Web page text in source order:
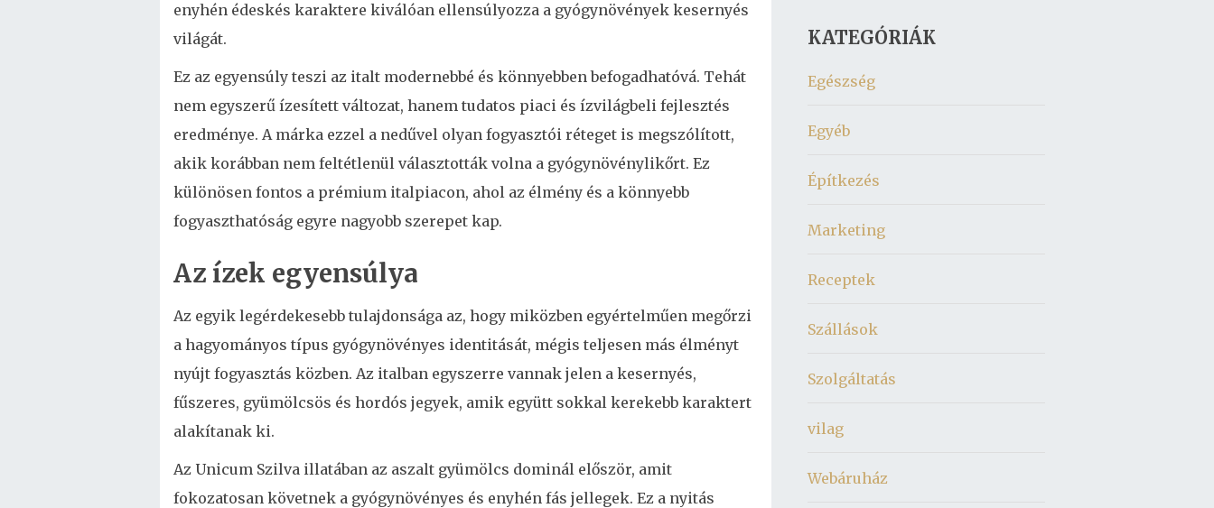
enyhén édeskés karaktere kiválóan ellensúlyozza a gyógynövények kesernyés
világát.
Ez az egyensúly teszi az italt modernebbé és könnyebben befogadhatóvá. Tehát
nem egyszerű ízesített változat, hanem tudatos piaci és ízvilágbeli fejlesztés
eredménye. A márka ezzel a nedűvel olyan fogyasztói réteget is megszólított,
akik korábban nem feltétlenül választották volna a gyógynövénylikőrt. Ez
különösen fontos a prémium italpiacon, ahol az élmény és a könnyebb
fogyaszthatóság egyre nagyobb szerepet kap.
Az ízek egyensúlya
Az egyik legérdekesebb tulajdonsága az, hogy miközben egyértelműen megőrzi
a hagyományos típus gyógynövényes identitását, mégis teljesen más élményt
nyújt fogyasztás közben. Az italban egyszerre vannak jelen a kesernyés,
fűszeres, gyümölcsös és hordós jegyek, amik együtt sokkal kerekebb karaktert
alakítanak ki.
Az Unicum Szilva illatában az aszalt gyümölcs dominál először, amit
fokozatosan követnek a gyógynövényes és enyhén fás jellegek. Ez a nyitás
KATEGÓRIÁK
Egészség
Egyéb
Építkezés
Marketing
Receptek
Szállások
Szolgáltatás
vilag
Webáruház